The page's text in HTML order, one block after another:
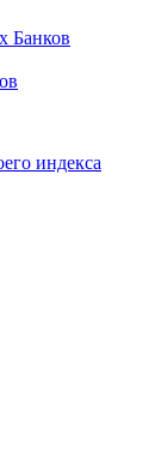
индекса